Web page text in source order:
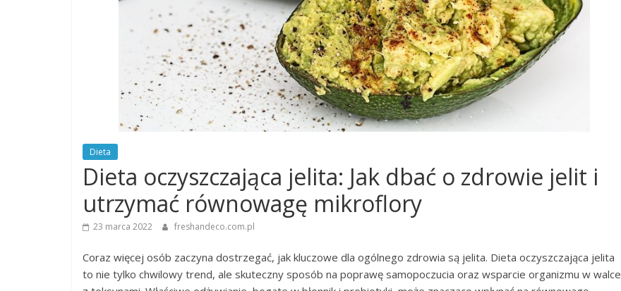
Dieta
Dieta oczyszczająca jelita: Jak dbać o zdrowie jelit i
utrzymać równowagę mikroflory
23 marca 2022 freshandeco.com.pl
Coraz więcej osób zaczyna dostrzegać, jak kluczowe dla ogólnego zdrowia są jelita. Dieta oczyszczająca jelita
to nie tylko chwilowy trend, ale skuteczny sposób na poprawę samopoczucia oraz wsparcie organizmu w walce